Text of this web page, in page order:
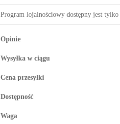
Program lojalnościowy dostępny jest
Opinie
Wysyłka w ciągu
Cena przesyłki
Dostępność
Waga